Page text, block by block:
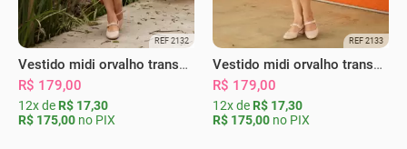
REF 2132
Vestido midi orvalho transpassado coral
R$ 179,00
12x de R$ 17,30
R$ 175,00 no PIX
REF 2133
Vestido midi orvalho transpassado chumbo
R$ 179,00
12x de R$ 17,30
R$ 175,00 no PIX